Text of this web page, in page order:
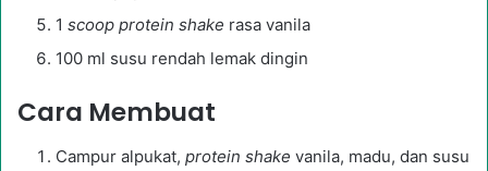
1 scoop protein shake rasa vanila
100 ml susu rendah lemak dingin
Cara Membuat
Campur alpukat, protein shake vanila, madu, dan susu